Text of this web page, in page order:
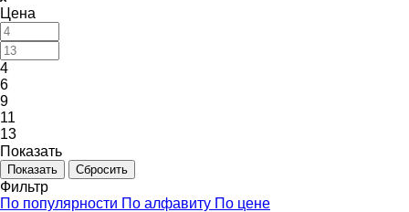
Цена
4
6
9
11
13
Показать
Сбросить
Фильтр
По популярности По алфавиту По цене